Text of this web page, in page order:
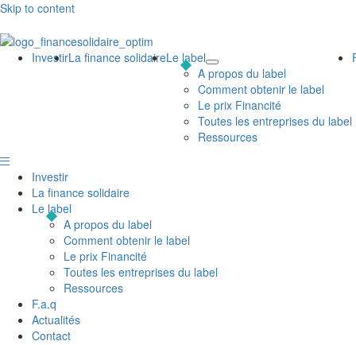
Skip to content
InvestirLa finance solidaireLe label
A propos du label
Comment obtenir le label
Le prix Financité
Toutes les entreprises du label
Ressources
Investir
La finance solidaire
Le label
A propos du label
Comment obtenir le label
Le prix Financité
Toutes les entreprises du label
Ressources
F.a.q
Actualités
Contact